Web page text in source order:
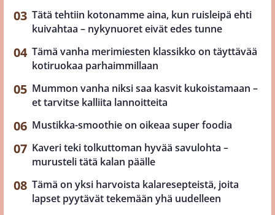
Tätä tehtiin kotonamme aina, kun ruisleipä ehti
kuivahtaa – nykynuoret eivät edes tunne
Tämä vanha merimiesten klassikko on täyttävää
kotiruokaa parhaimmillaan
Mummon vanha niksi saa kasvit kukoistamaan –
et tarvitse kalliita lannoitteita
Mustikka-smoothie on oikeaa super foodia
Kaveri teki tolkuttoman hyvää savulohta –
murusteli tätä kalan päälle
Tämä on yksi harvoista kalaresepteistä, joita
lapset pyytävät tekemään yhä uudelleen